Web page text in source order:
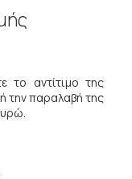
το αντίτιμο της
την παραλαβή της